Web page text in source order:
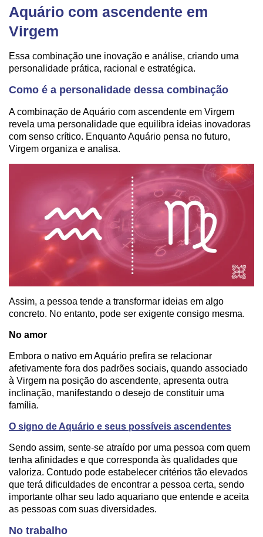
Aquário com ascendente em
Virgem
Essa combinação une inovação e análise, criando uma
personalidade prática, racional e estratégica.
Como é a personalidade dessa combinação
A combinação de Aquário com ascendente em Virgem
revela uma personalidade que equilibra ideias inovadoras
com senso crítico. Enquanto Aquário pensa no futuro,
Virgem organiza e analisa.
Assim, a pessoa tende a transformar ideias em algo
concreto. No entanto, pode ser exigente consigo mesma.
No amor
Embora o nativo em Aquário prefira se relacionar
afetivamente fora dos padrões sociais, quando associado
à Virgem na posição do ascendente, apresenta outra
inclinação, manifestando o desejo de constituir uma
família.
O signo de Aquário e seus possíveis ascendentes
Sendo assim, sente-se atraído por uma pessoa com quem
tenha afinidades e que corresponda às qualidades que
valoriza. Contudo pode estabelecer critérios tão elevados
que terá dificuldades de encontrar a pessoa certa, sendo
importante olhar seu lado aquariano que entende e aceita
as pessoas com suas diversidades.
No trabalho